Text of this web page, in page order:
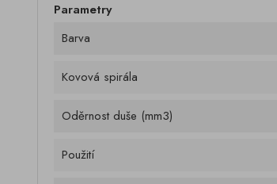
Parametry
Barva
Kovová spirála
Oděrnost duše (mm3)
Použití